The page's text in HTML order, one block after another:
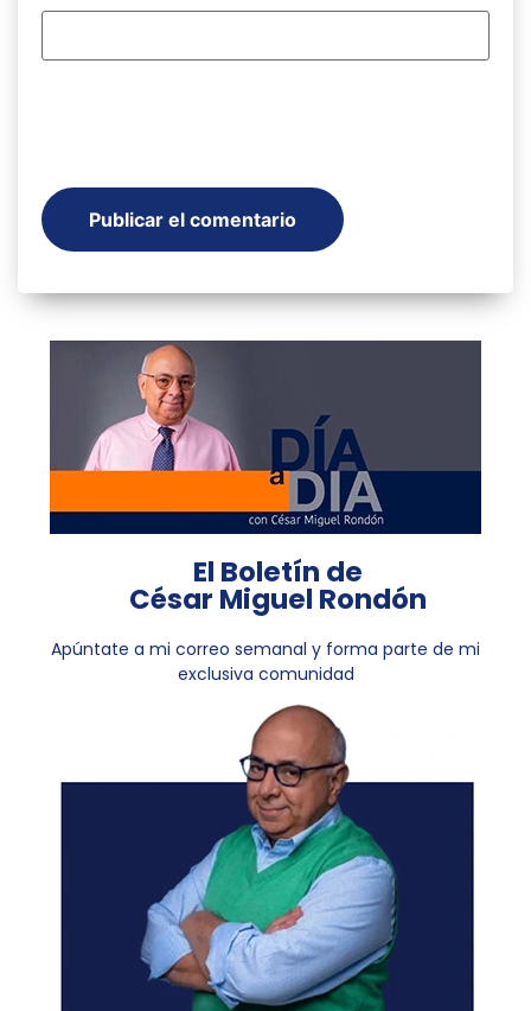
El Boletín de
César Miguel Rondón
Apúntate a mi correo semanal y forma parte de mi
exclusiva comunidad